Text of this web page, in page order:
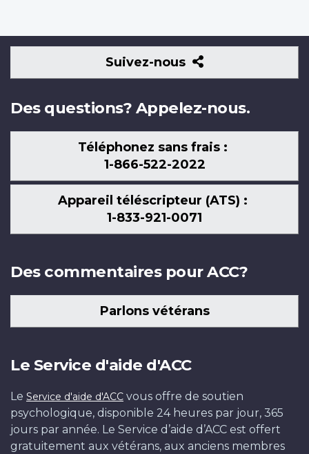
Suivez-nous
Suivez-
nous
Des questions? Appelez-nous.
Téléphonez sans frais :
1-866-522-2022
Appareil téléscripteur (ATS) :
1-833-921-0071
Des commentaires pour ACC?
Parlons vétérans
Le Service d'aide d'ACC
Le Service d'aide d'ACC vous offre de soutien
psychologique, disponible 24 heures par jour, 365
jours par année. Le Service d’aide d’ACC est offert
gratuitement aux vétérans, aux anciens membres